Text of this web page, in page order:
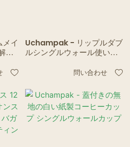
イ
性
ッ
Uchampak - リップルダブ
ルシングルウォール使い捨
ルウォールカップ問い合わせ